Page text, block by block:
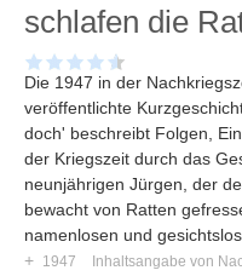
Letzte Beiträge
Aktive Forenbeiträge
Dies ist das Forum um neue
Regeln (Bitte vor dem posten
Regeln (Bitte vor dem posten
Regeln (Bitte vor dem posten
schlafen die
Die 1947 in der
veröffentlichte
doch' beschreibt Folgen,
der Kriegszeit durch das
neunjährigen Jürgen, der
bewacht von Ratten
namenlosen und
+ 1947
Inhaltsangabe von